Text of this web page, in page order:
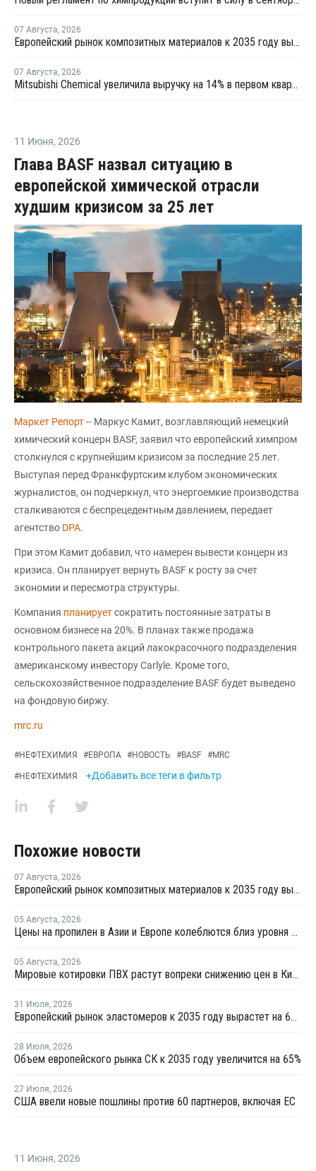
07 Августа, 2026
Европейский рынок композитных материалов к 2035 году вырастет до USD47,5 млрд
07 Августа, 2026
Mitsubishi Chemical увеличила выручку на 14% в первом квартале японского финансового года
11 Июня, 2026
Глава BASF назвал ситуацию в
европейской химической отрасли
худшим кризисом за 25 лет
Маркет Репорт-- Маркус Камит, возглавляющий немецкий
химический концерн BASF, заявил что европейский химпром
столкнулся с крупнейшим кризисом за последние 25 лет.
Выступая перед Франкфуртским клубом экономических
журналистов, он подчеркнул, что энергоемкие производства
сталкиваются с беспрецедентным давлением, передает
агентство DPA.
При этом Камит добавил, что намерен вывести концерн из
кризиса. Он планирует вернуть BASF к росту за счет
экономии и пересмотра структуры.
Компания планируетсократить постоянные затраты в
основном бизнесе на 20%. В планах также продажа
контрольного пакета акций лакокрасочного подразделения
американскому инвестору Carlyle. Кроме того,
сельскохозяйственное подразделение BASF будет выведено
на фондовую биржу.
mrc.ru
#НЕФТЕХИМИЯ #ЕВРОПА #НОВОСТЬ #BASF #MRC
#НЕФТЕХИМИЯ +Добавить все теги в фильтр
Похожие новости
07 Августа, 2026
Европейский рынок композитных материалов к 2035 году вырастет до USD47,5 млрд
05 Августа, 2026
Цены на пропилен в Азии и Европе колеблются близ уровня в USD1000
05 Августа, 2026
Мировые котировки ПВХ растут вопреки снижению цен в Китае
31 Июля, 2026
Европейский рынок эластомеров к 2035 году вырастет на 64%
28 Июля, 2026
Объем европейского рынка СК к 2035 году увеличится на 65%
27 Июля, 2026
США ввели новые пошлины против 60 партнеров, включая ЕС
11 Июня, 2026